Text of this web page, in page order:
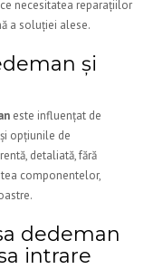
necesitatea reparațiilor
a soluției alese.
și
este influențat de
opțiunile de
detaliată, fără
componentelor,
dedeman
intrare